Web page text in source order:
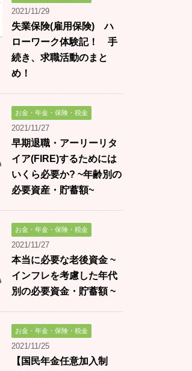
2021/11/29
失業保険(雇用保険) ハ
ローワーク体験記！ 手
続き、求職活動のまと
め！
お金・年金・保険・税金
2021/11/27
早期退職・アーリーリタ
イア(FIRE)するためには
いくら必要か? ~年齢別の
必要資産・貯蓄額~
お金・年金・保険・税金
2021/11/27
本当に必要な老後資金 ~
インフレを考慮した年代
別の必要資金・貯蓄額 ~
お金・年金・保険・税金
2021/11/25
【国民年金任意加入制